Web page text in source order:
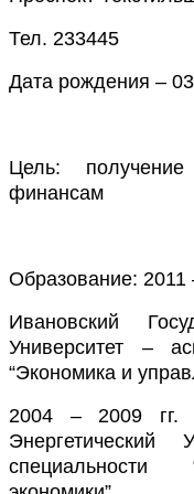
Тел. 233445
Дата рождения –
Цель:
финансам
Образование: 2011
Ивановский
Университет –
“Экономика и
2004 – 2009 гг.
специальности